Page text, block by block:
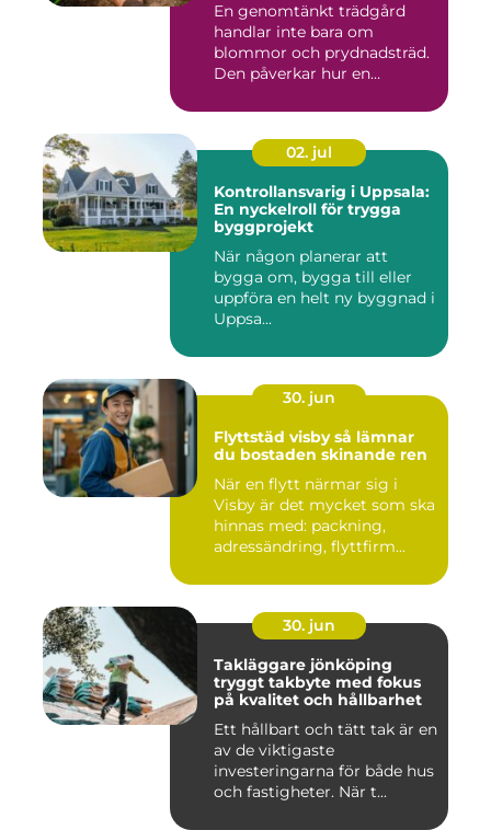
En genomtänkt trädgård
handlar inte bara om
blommor och prydnadsträd.
Den påverkar hur en
02. jul
Kontrollansvarig i Uppsala:
En nyckelroll för trygga
byggprojekt
När någon planerar att
bygga om, bygga till eller
uppföra en helt ny byggnad i
Uppsa...
30. jun
Flyttstäd visby så lämnar
du bostaden skinande ren
När en flytt närmar sig i
Visby är det mycket som ska
hinnas med: packning,
adressändring, flyttfirm...
30. jun
Takläggare jönköping
tryggt takbyte med fokus
på kvalitet och hållbarhet
Ett hållbart och tätt tak är en
av de viktigaste
investeringarna för både hus
och fastigheter. När t...